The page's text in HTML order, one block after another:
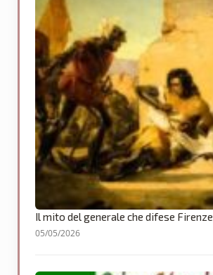
Il mito del generale che difese Firenze
05/05/2026